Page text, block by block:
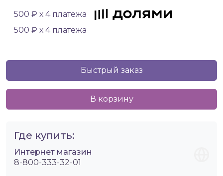
500 ₽ х 4 платежа
500 ₽ х 4 платежа
Быстрый заказ
В корзину
Где купить:
Интернет магазин
8-800-333-32-01